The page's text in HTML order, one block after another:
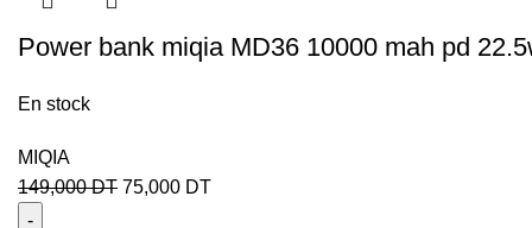
Power bank miqia MD36 10000 mah pd
En stock
MIQIA
149,000DT 75,000 DT